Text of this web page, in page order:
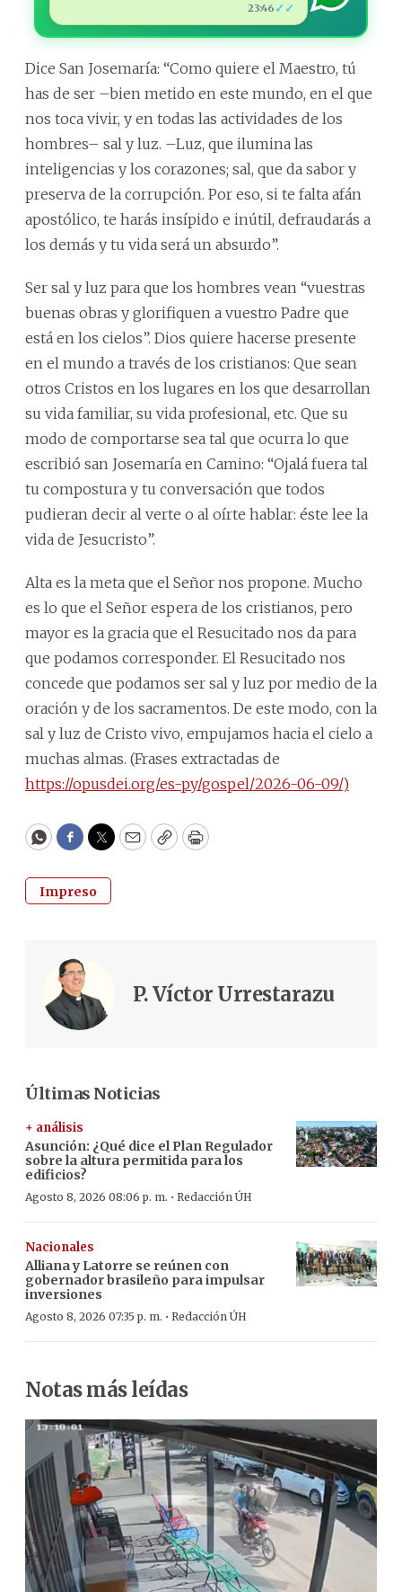
23:46 ✓✓
Dice San Josemaría: “Como quiere el Maestro, tú
has de ser –bien metido en este mundo, en el que
nos toca vivir, y en todas las actividades de los
hombres– sal y luz. –Luz, que ilumina las
inteligencias y los corazones; sal, que da sabor y
preserva de la corrupción. Por eso, si te falta afán
apostólico, te harás insípido e inútil, defraudarás a
los demás y tu vida será un absurdo”.
Ser sal y luz para que los hombres vean “vuestras
buenas obras y glorifiquen a vuestro Padre que
está en los cielos”. Dios quiere hacerse presente
en el mundo a través de los cristianos: Que sean
otros Cristos en los lugares en los que desarrollan
su vida familiar, su vida profesional, etc. Que su
modo de comportarse sea tal que ocurra lo que
escribió san Josemaría en Camino: “Ojalá fuera tal
tu compostura y tu conversación que todos
pudieran decir al verte o al oírte hablar: éste lee la
vida de Jesucristo”.
Alta es la meta que el Señor nos propone. Mucho
es lo que el Señor espera de los cristianos, pero
mayor es la gracia que el Resucitado nos da para
que podamos corresponder. El Resucitado nos
concede que podamos ser sal y luz por medio de la
oración y de los sacramentos. De este modo, con la
sal y luz de Cristo vivo, empujamos hacia el cielo a
muchas almas. (Frases extractadas de
https://opusdei.org/es-py/gospel/2026-06-09/)
WhatsApp
Facebook
Twitter
EmailCopyPrint
Impreso
P. Víctor Urrestarazu
Últimas Noticias
+ análisis
Asunción: ¿Qué dice el Plan Regulador
sobre la altura permitida para los
edificios?
Agosto 8, 2026 08:06 p. m. · Redacción ÚH
Nacionales
Alliana y Latorre se reúnen con
gobernador brasileño para impulsar
inversiones
Agosto 8, 2026 07:35 p. m. · Redacción ÚH
Notas más leídas